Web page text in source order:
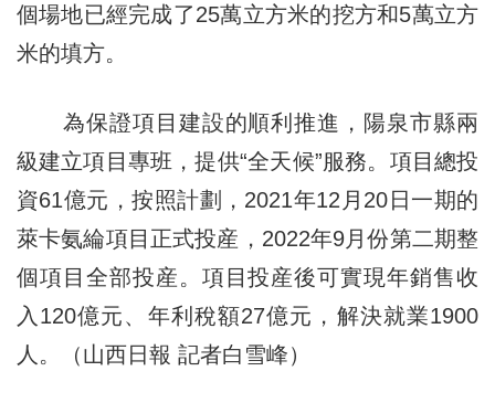
個場地已經完成了25萬立方米的挖方和5萬立方
米的填方。
為保證項目建設的順利推進，陽泉市縣兩
級建立項目專班，提供“全天候”服務。項目總投
資61億元，按照計劃，2021年12月20日一期的
萊卡氨綸項目正式投産，2022年9月份第二期整
個項目全部投産。項目投産後可實現年銷售收
入120億元、年利稅額27億元，解決就業1900
人。（山西日報 記者白雪峰）